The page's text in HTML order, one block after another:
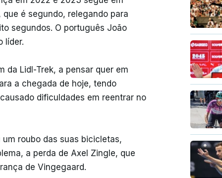
é segundo, relegando para
segundos. O português João
líder.
da Lidl-Trek, a pensar quer em
a chegada de hoje, tendo
dificuldades em reentrar no
roubo das suas bicicletas,
a perda de Axel Zingle, que
de Vingegaard.